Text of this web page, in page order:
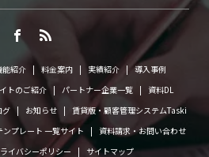
能紹介 料金案内 実績紹介
導入事例
トのご紹介 パートナー企業一覧
資料DL
グ お知らせ
賃貸版・顧客管理システムTaski
ンプレート 一覧サイト
資料請求・お問い合わせ
イバシーポリシー サイトマップ